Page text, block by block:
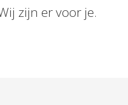
zijn er voor je.